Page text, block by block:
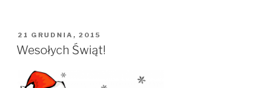
OPUBLIKOWANE
W
21 GRUDNIA, 2015
Wesołych Świąt!